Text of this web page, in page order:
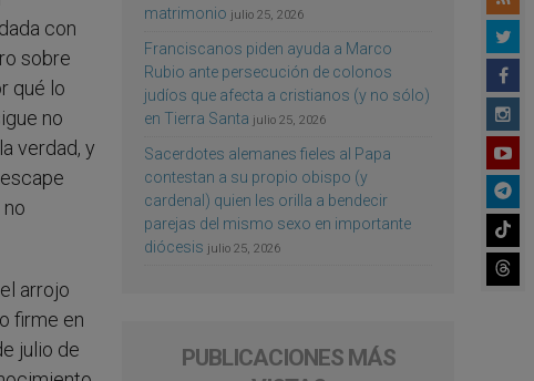
con
sobre
qué lo
no
verdad, y
arrojo
firme en
julio de
matrimonio julio 25, 2026
Franciscanos piden ayuda a Marco
Rubio ante persecución de colonos
judíos que afecta a cristianos (y no sólo)
en Tierra Santa julio 25, 2026
Sacerdotes alemanes fieles al Papa
contestan a su propio obispo (y
cardenal) quien les orilla a bendecir
parejas del mismo sexo en importante
diócesis julio 25, 2026
PUBLICACIONES MÁS